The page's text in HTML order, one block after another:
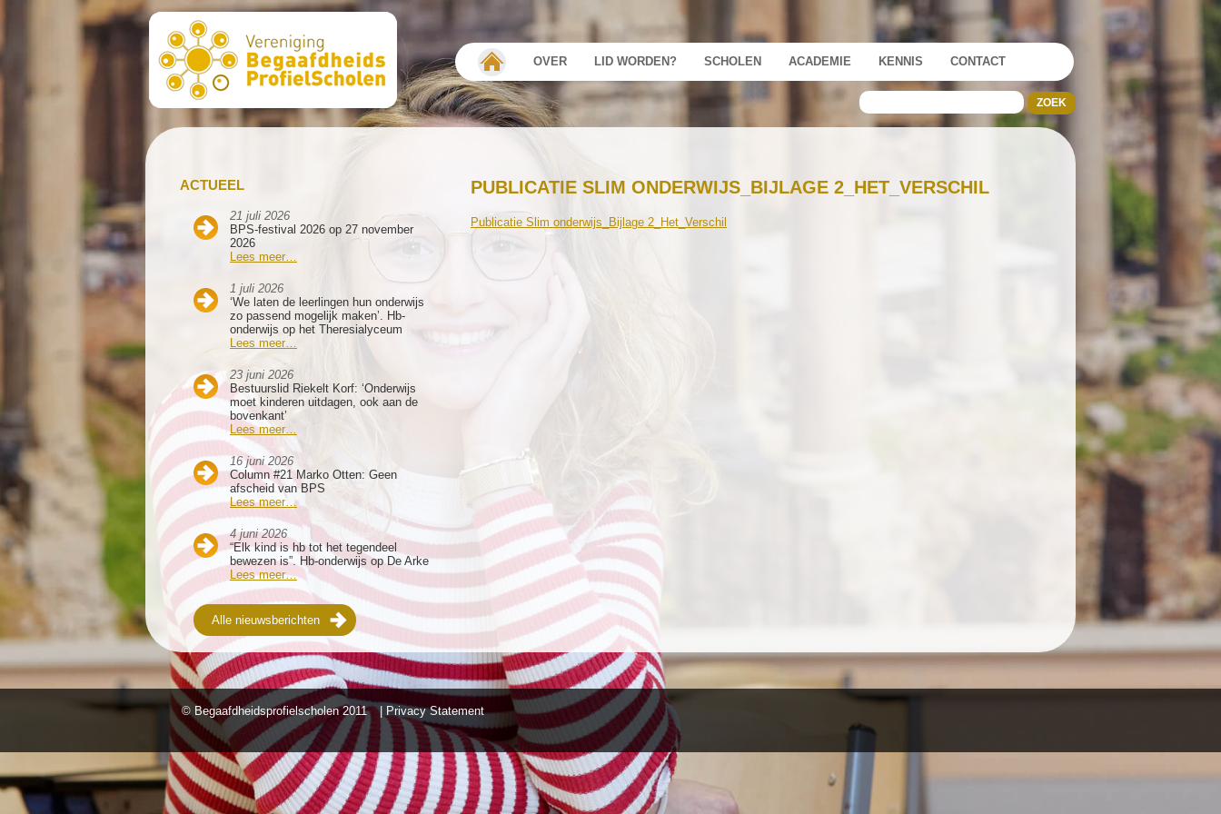
OVER LID WORDEN? SCHOLEN ACADEMIE KENNIS CONTACT
ACTUEEL
21 juli 2026
BPS-festival 2026 op 27 november
2026
Lees meer…
1 juli 2026
‘We laten de leerlingen hun onderwijs
zo passend mogelijk maken’. Hb-
onderwijs op het Theresialyceum
Lees meer…
23 juni 2026
Bestuurslid Riekelt Korf: ‘Onderwijs
moet kinderen uitdagen, ook aan de
bovenkant’
Lees meer…
16 juni 2026
Column #21 Marko Otten: Geen
afscheid van BPS
Lees meer…
4 juni 2026
“Elk kind is hb tot het tegendeel
bewezen is”. Hb-onderwijs op De Arke
Lees meer…
Alle nieuwsberichten
PUBLICATIE SLIM ONDERWIJS_BIJLAGE 2_HET_VERSCHIL
Publicatie Slim onderwijs_Bijlage 2_Het_Verschil
© Begaafdheidsprofielscholen2011 | Privacy Statement